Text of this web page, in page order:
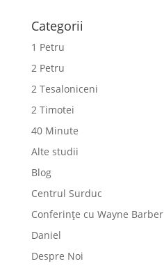
Categorii
1 Petru
2 Petru
2 Tesaloniceni
2 Timotei
40 Minute
Alte studii
Blog
Centrul Surduc
Conferințe cu Wayne Barber
Daniel
Despre Noi